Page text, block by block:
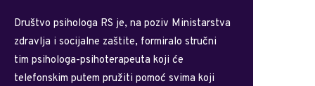
Društvo psihologa RS je, na poziv Ministarstva
zdravlja i socijalne zaštite, formiralo stručni
tim psihologa-psihoterapeuta koji će
telefonskim putem pružiti pomoć svima koji